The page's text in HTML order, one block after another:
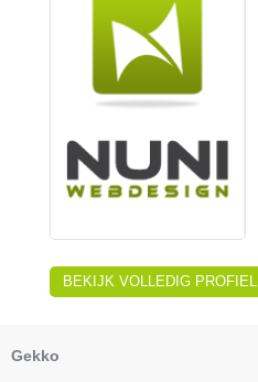
BEKIJK VOLLEDIG PROFIEL
Gekko